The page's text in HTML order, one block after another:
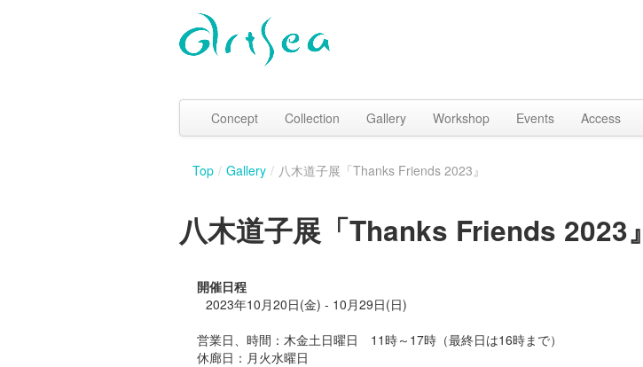
Concept Collection Gallery Workshop Events Access
Top / Gallery / 八木道子展「Thanks Friends 2023』
八木道子展「Thanks Friends 2023』
開催日程
2023年10月20日(金) - 10月29日(日)
営業日、時間：木金土日曜日 11時～17時（最終日は16時まで）
休廊日：月火水曜日